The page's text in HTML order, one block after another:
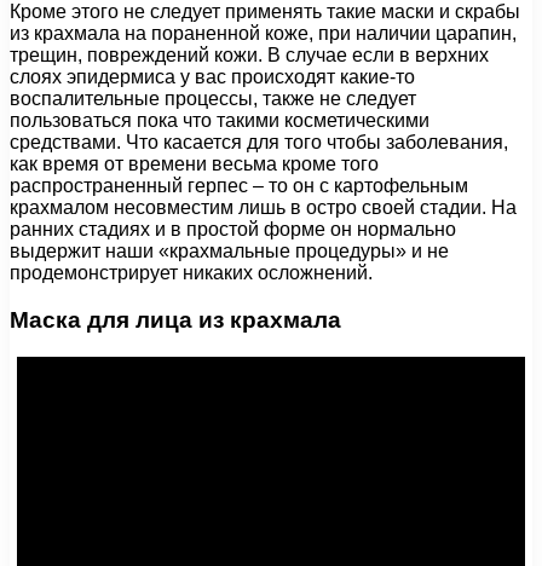
Кроме этого не следует применять такие маски и скрабы
из крахмала на пораненной коже, при наличии царапин,
трещин, повреждений кожи. В случае если в верхних
слоях эпидермиса у вас происходят какие-то
воспалительные процессы, также не следует
пользоваться пока что такими косметическими
средствами. Что касается для того чтобы заболевания,
как время от времени весьма кроме того
распространенный герпес – то он с картофельным
крахмалом несовместим лишь в остро своей стадии. На
ранних стадиях и в простой форме он нормально
выдержит наши «крахмальные процедуры» и не
продемонстрирует никаких осложнений.
Маска для лица из крахмала